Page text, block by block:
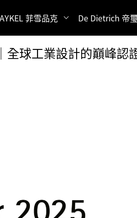
菲雪品克 De Dietrich 帝璽
全球工業設計的巔峰認